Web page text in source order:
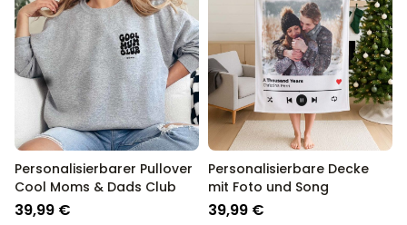
Personalisierbarer Pullover
Cool Moms & Dads Club
39,99 €
Personalisierbare Decke
mit Foto und Song
39,99 €